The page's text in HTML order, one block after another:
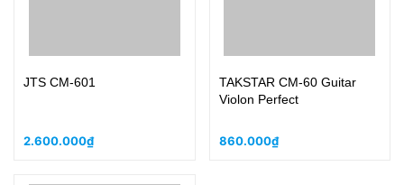
JTS CM-601
2.600.000₫
TAKSTAR CM-60 Guitar
Violon Perfect
860.000₫